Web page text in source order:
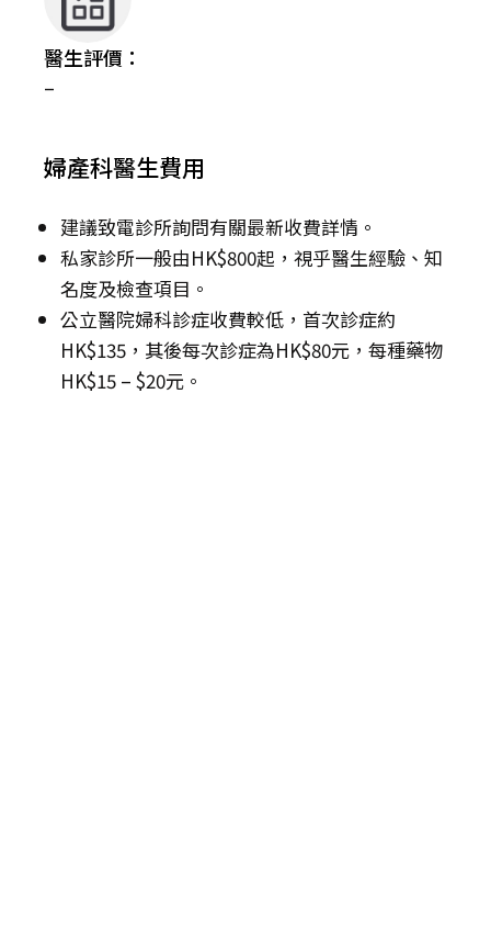
醫生評價：
–
婦產科醫生費用
建議致電診所詢問有關最新收費詳情。
私家診所一般由HK$800起，視乎醫生經驗、知
名度及檢查項目。
公立醫院婦科診症收費較低，首次診症約
HK$135，其後每次診症為HK$80元，每種藥物
HK$15 – $20元。